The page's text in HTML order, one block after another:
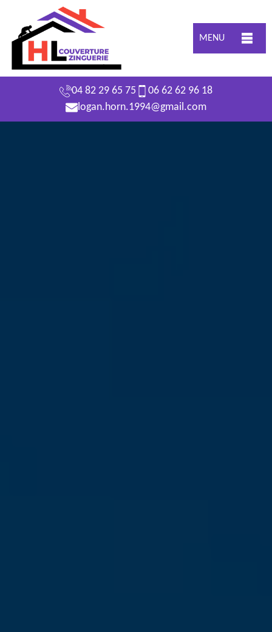
MENU
04 82 29 65 75
06 62 62 96 18
logan.horn.1994@gmail.com